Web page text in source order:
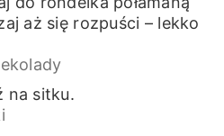
aż się rozpuści – lekko
na sitku.